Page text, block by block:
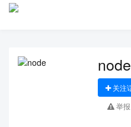
node
关注
举报